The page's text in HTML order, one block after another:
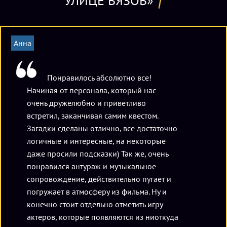
свою жизнь и навеки упрятать монстра в преисподнюю,
где ему самое место.
К участию в квесте приглашаются команды в составе 2-4
человек, каждый из которых должен быть старше 16 лет.
Возможно увеличение количества игроков до 7 человек с
доплатой 500 руб. за каждого дополнительного игрока.
Анна
Понравилось абсолютно все!
Начиная от персонала, который нас
очень дружелюбно и приветливо
встретил, заканчивая самим квестом.
Загадки сделаны отлично, все достаточно
логичные и интересные, на некоторые
даже просили подсказки) Так же, очень
понравился антураж и музыкальное
сопровождение, действительно пугает и
погружает в атмосферу из фильма. Ну и
конечно стоит отдельно отметить игру
актеров, которые появляются из ниоткуда